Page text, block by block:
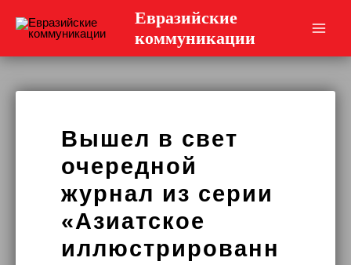
Евразийские
коммуникации
Вышел в свет
очередной
журнал из серии
«Азиатское
иллюстрированн